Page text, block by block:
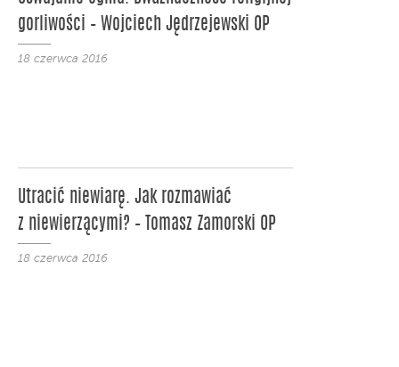
gorliwości – Wojciech Jędrzejewski OP
18 czerwca 2016
Utracić niewiarę. Jak rozmawiać
z niewierzącymi? – Tomasz Zamorski OP
18 czerwca 2016